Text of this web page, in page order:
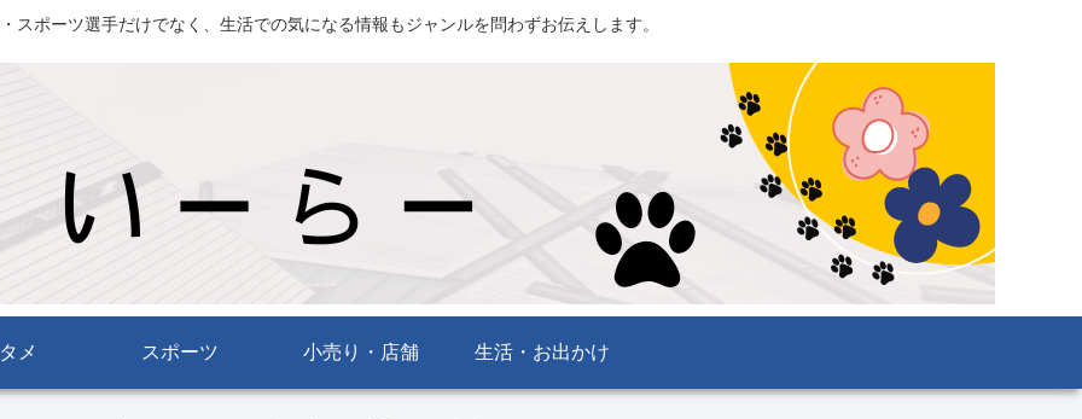
スポーツ選手だけでなく、生活での気になる情報もジャンルを問わずお伝えします。
メ スポーツ 小売り・店舗 生活・お出かけ